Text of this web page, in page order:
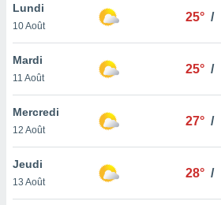
le
ainsi
un
la
du
Lundi
10 Août
25° /
Mardi
11 Août
25° /
Mercredi
12 Août
27° /
Jeudi
13 Août
28° /